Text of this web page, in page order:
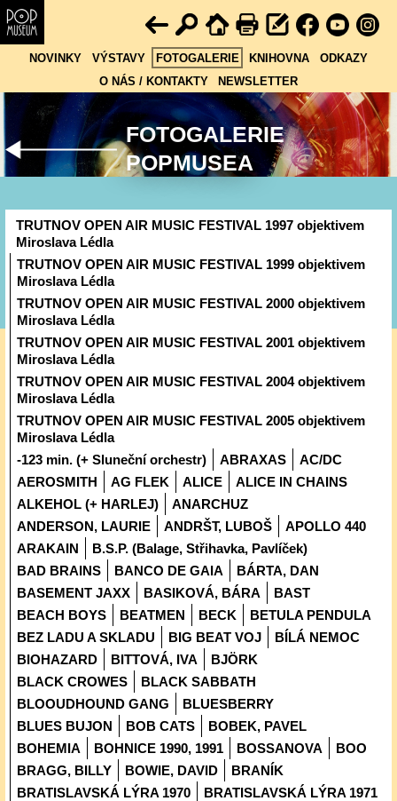
NOVINKY VÝSTAVY FOTOGALERIE KNIHOVNA
ODKAZY
O NÁS / KONTAKTY
NEWSLETTER
FOTOGALERIE
POPMUSEA
TRUTNOV OPEN AIR MUSIC FESTIVAL 1997 objektivem
Miroslava Lédla
TRUTNOV OPEN AIR MUSIC FESTIVAL 1999 objektivem
Miroslava Lédla
TRUTNOV OPEN AIR MUSIC FESTIVAL 2000 objektivem
Miroslava Lédla
TRUTNOV OPEN AIR MUSIC FESTIVAL 2001 objektivem
Miroslava Lédla
TRUTNOV OPEN AIR MUSIC FESTIVAL 2004 objektivem
Miroslava Lédla
TRUTNOV OPEN AIR MUSIC FESTIVAL 2005 objektivem
Miroslava Lédla
-123 min. (+ Sluneční orchestr)
ABRAXAS
AC/DC
AEROSMITH
AG FLEK ALICE
ALICE IN CHAINS
ALKEHOL (+ HARLEJ)
ANARCHUZ
ANDERSON, LAURIE
ANDRŠT, LUBOŠ
APOLLO 440
ARAKAIN
B.S.P. (Balage, Střihavka, Pavlíček)
BAD BRAINS
BANCO DE GAIA
BÁRTA, DAN
BASEMENT JAXX
BASIKOVÁ, BÁRA
BAST
BEACH BOYS
BEATMEN BECK
BETULA PENDULA
BEZ LADU A SKLADU
BIG BEAT VOJ
BÍLÁ NEMOC
BIOHAZARD
BITTOVÁ, IVA
BJÖRK
BLACK CROWES
BLACK SABBATH
BLOOUDHOUND GANG
BLUESBERRY
BLUES BUJON
BOB CATS
BOBEK, PAVEL
BOHEMIA
BOHNICE 1990, 1991 BOSSANOVA
BOO
BRAGG, BILLY
BOWIE, DAVID
BRANÍK
BRATISLAVSKÁ LÝRA 1970
BRATISLAVSKÁ LÝRA 1971